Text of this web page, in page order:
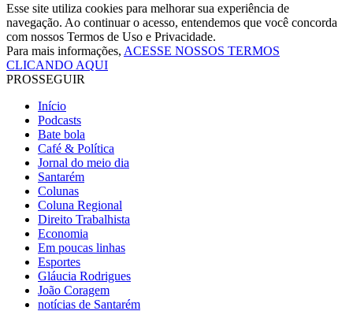
Esse site utiliza cookies para melhorar sua experiência de
navegação. Ao continuar o acesso, entendemos que você concorda
com nossos Termos de Uso e Privacidade.
Para mais informações, ACESSE NOSSOS TERMOS
CLICANDO AQUI
PROSSEGUIR
Início
Podcasts
Bate bola
Café & Política
Jornal do meio dia
Santarém
Colunas
Coluna Regional
Direito Trabalhista
Economia
Em poucas linhas
Esportes
Gláucia Rodrigues
João Coragem
notícias de Santarém